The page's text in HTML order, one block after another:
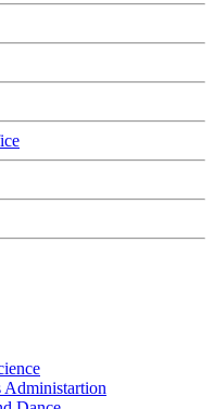
Administartion